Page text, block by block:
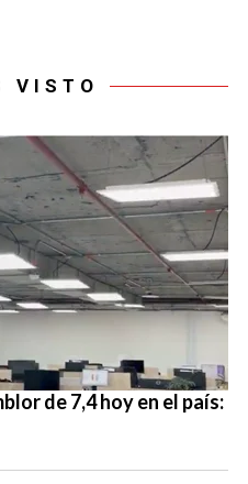
VISTO
de 7,4 hoy en el país: